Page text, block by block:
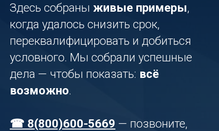
Здесь собраны живые примеры,
когда удалось снизить срок,
переквалифицировать и добиться
условного. Мы собрали успешные
дела — чтобы показать: всё
возможно.
☎ 8(800)600-5669 — позвоните,